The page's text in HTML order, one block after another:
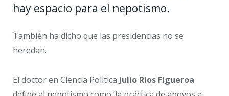
hay espacio para el nepotismo.
También ha dicho que las presidencias no se
heredan.
El doctor en Ciencia Política Julio Ríos Figueroa